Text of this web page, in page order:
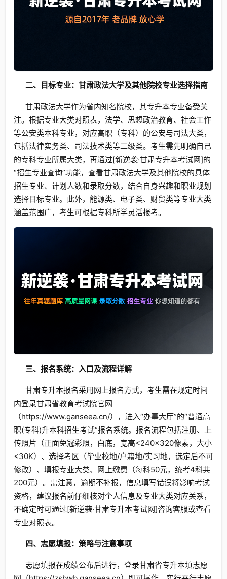
二、目标专业：甘肃政法大学及其他院校专业选择指南
甘肃政法大学作为省内知名院校，其专升本专业备受关
注。根据专业大类对照表，法学、思想政治教育、社会工作
等公安类本科专业，对应高职（专科）的公安与司法大类，
包括法律实务类、司法技术类等二级类。考生需先明确自己
的专科专业所属大类，再通过[新逆袭·甘肃专升本考试网]的
“招生专业查询”功能，查看甘肃政法大学及其他院校的具体
招生专业、计划人数和录取分数，结合自身兴趣和职业规划
选择目标专业。此外，能源类、电子类、财贸类等专业大类
涵盖范围广，考生可根据专科所学灵活报考。
三、报名系统：入口及流程详解
甘肃专升本报名采用网上报名方式，考生需在规定时间
内登录甘肃省教育考试院官网
（https://www.ganseea.cn/），进入“办事大厅”的“普通高
职(专科)升本科招生考试”报名系统。报名流程包括注册、上
传照片（正面免冠彩照，白底，宽高<240×320像素，大小
<30K）、选择考区（毕业校地/户籍地/实习地，选定后不可
修改）、填报专业大类、网上缴费（每科50元，统考4科共
200元）。需注意，逾期不补报，信息填写错误将影响考试
资格，建议报名前仔细核对个人信息及专业大类对应关系，
不确定时可通过[新逆袭·甘肃专升本考试网]咨询客服或查看
专业对照表。
四、志愿填报：策略与注意事项
志愿填报在成绩公布后进行，登录甘肃省专升本填志愿